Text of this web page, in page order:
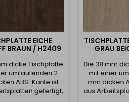
EICHE
BRAUN / H2409
dicke Tischplatte
umlaufenden 2
ABS-Kante ist
gefertigt,
GRAU
Die 38 mm
mit einer
mm dicken
aus